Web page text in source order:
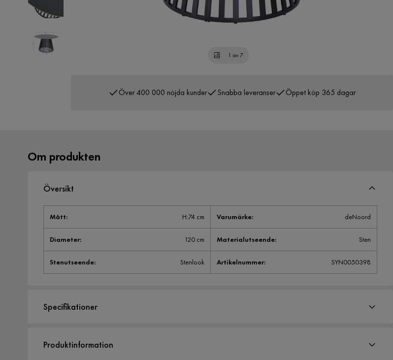
1 av 7
Över 400 000 nöjda kunder Snabba leveranser Öppet köp 365 dagar
Om produkten
Översikt
Mått: H:74 cm Varumärke: deNoord
Diameter: 120 cm Materialutseende: Sten
Stenutseende: Stenlook Artikelnummer: SYN0050398
Specifikationer
Storlek
Produktinformation